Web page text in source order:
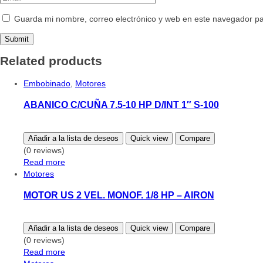
Guarda mi nombre, correo electrónico y web en este navegador
Related products
Embobinado Motores
ABANICO C/CUÑA 7.5-10 HP D/INT 1″ S-100
Añadir a la lista de deseos Quick view Compare
(0 reviews)
Read more
Motores
MOTOR US 2 VEL. MONOF. 1/8 HP – AIRON
Añadir a la lista de deseos Quick view Compare
(0 reviews)
Read more